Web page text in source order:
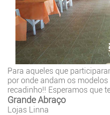
Para aqueles que
por onde andam os
recadinho!! Esperamos que
Grande Abraço
Lojas Linna